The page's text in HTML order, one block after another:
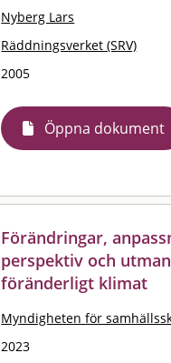
Nyberg Lars
Räddningsverket (SRV)
2005
Öppna dokument
Förändringar,
perspektiv och
föränderligt klimat
Myndigheten för
2023